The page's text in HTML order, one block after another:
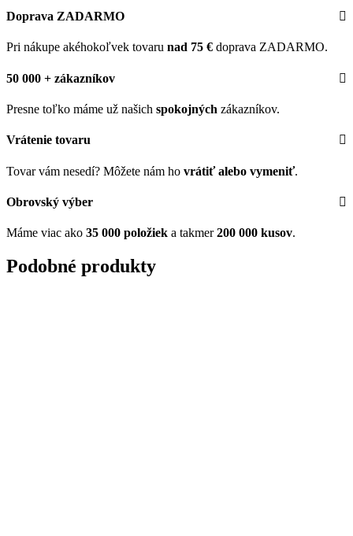
Doprava ZADARMO
Pri nákupe akéhokoľvek tovaru nad 75 € doprava ZADARMO.
50 000 + zákazníkov
Presne toľko máme už našich spokojných zákazníkov.
Vrátenie tovaru
Tovar vám nesedí? Môžete nám ho vrátiť alebo vymeniť.
Obrovský výber
Máme viac ako 35 000 položiek a takmer200 000 kusov.
Podobné produkty